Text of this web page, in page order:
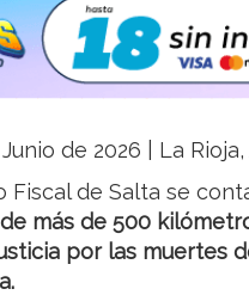
Junio de 2026 | La
Fiscal de Salta se
más de 500
por las muertes